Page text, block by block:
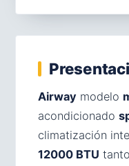
Airway modelo
acondicionado
climatización
12000 BTU